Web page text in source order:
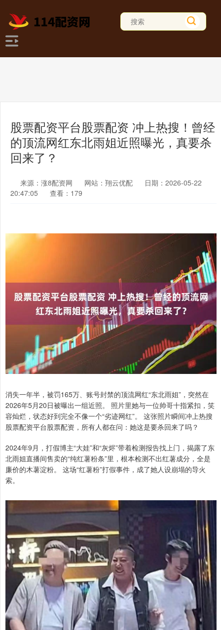
股票配资平台股票配资 冲上热搜！曾经
的顶流网红东北雨姐近照曝光，真要杀
回来了？
来源：涨8配资网 网站：翔云优配
日期：2026-05-22
20:47:05
查看：179
消失一年半，被罚165万、账号封禁的顶流网红“东北雨姐”，突然在
2026年5月20日被曝出一组近照。 照片里她与一位帅哥十指紧扣，笑
容灿烂，状态好到完全不像一个“劣迹网红”。 这张照片瞬间冲上热搜
股票配资平台股票配资，所有人都在问：她这是要杀回来了吗？
2024年9月，打假博主“大娃”和“灰烬”带着检测报告找上门，揭露了东
北雨姐直播间售卖的“纯红薯粉条”里，根本检测不出红薯成分，全是
廉价的木薯淀粉。 这场“红薯粉”打假事件，成了她人设崩塌的导火
索。